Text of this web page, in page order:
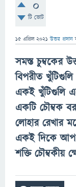
0
টি ভোট
15 এপ্রিল 2021 উত্তর প্রদান
সমস্ত চুম্বকের
বিপরীত
একই খুঁটিগুলি
একটি চৌম্বক
লোহার রেখার
একই দিকে আপ
শক্তি চৌম্বকীয়